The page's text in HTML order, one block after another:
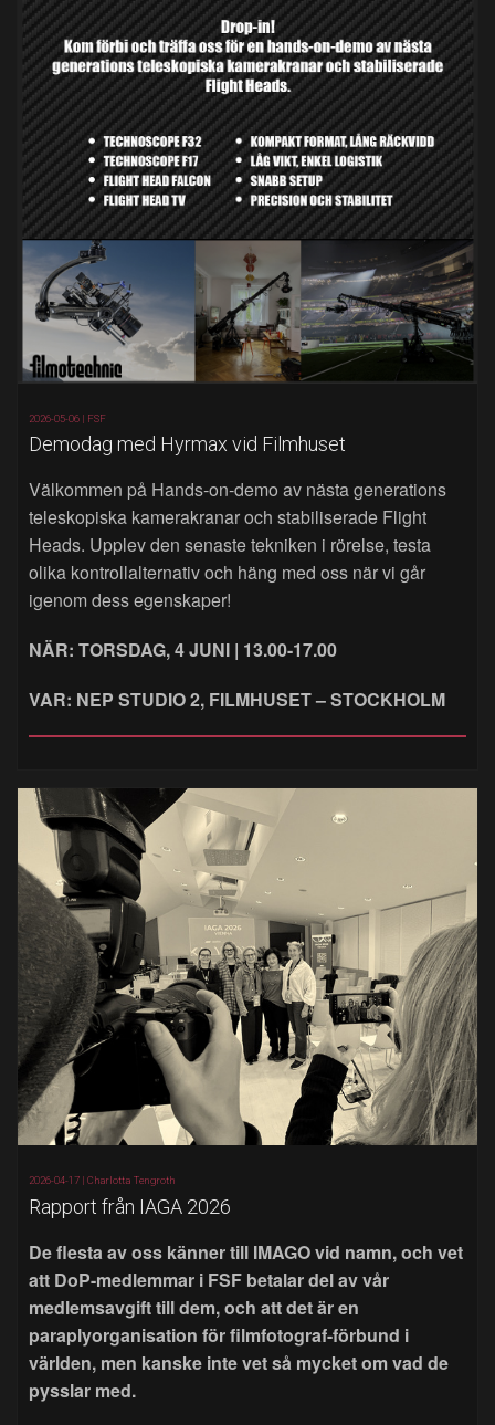
2026-05-06 | FSF
Demodag med Hyrmax vid Filmhuset
Välkommen på Hands‑on‑demo av nästa generations
teleskopiska kamerakranar och stabiliserade Flight
Heads. Upplev den senaste tekniken i rörelse, testa
olika kontrollalternativ och häng med oss när vi går
igenom dess egenskaper!
NÄR: TORSDAG, 4 JUNI | 13.00-17.00
VAR: NEP STUDIO 2, FILMHUSET – STOCKHOLM
2026-04-17 | Charlotta Tengroth
Rapport från IAGA 2026
De flesta av oss känner till IMAGO vid namn, och vet
att DoP-medlemmar i FSF betalar del av vår
medlemsavgift till dem, och att det är en
paraplyorganisation för filmfotograf-förbund i
världen, men kanske inte vet så mycket om vad de
pysslar med.